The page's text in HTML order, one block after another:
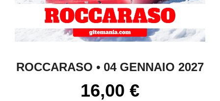
ROCCARASO • 04 GENNAIO 2027
16,00 €